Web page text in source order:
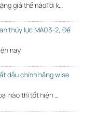
giá thế nàoTời k…
thủy lực MA03-2, Đế
nay
dầu chính hãng wise
nào thì tốt hiện …